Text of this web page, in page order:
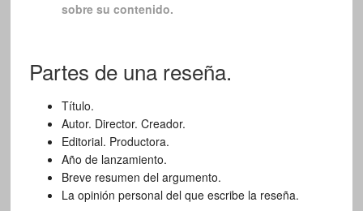
sobre su contenido.
Partes de una reseña.
Título.
Autor. Director. Creador.
Editorial. Productora.
Año de lanzamiento.
Breve resumen del argumento.
La opinión personal del que escribe la reseña.